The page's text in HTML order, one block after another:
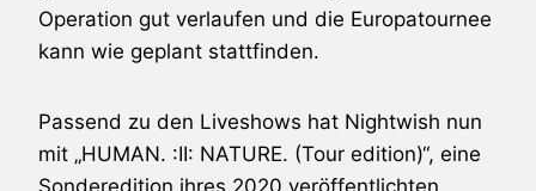
Operation gut verlaufen und die Europatournee
kann wie geplant stattfinden.
Passend zu den Liveshows hat Nightwish nun
mit „HUMAN. :II: NATURE. (Tour edition)“, eine
Sonderedition ihres 2020 veröffentlichten